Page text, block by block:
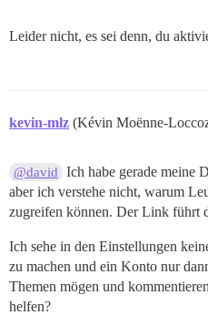
Leider nicht, es sei denn, du
kevin-mlz (Kévin Moënne-
@david
Ich habe gerade meine
aber ich verstehe nicht, warum
zugreifen können. Der Link führt
Ich sehe in den Einstellungen
zu machen und ein Konto nur
Themen mögen und
helfen?